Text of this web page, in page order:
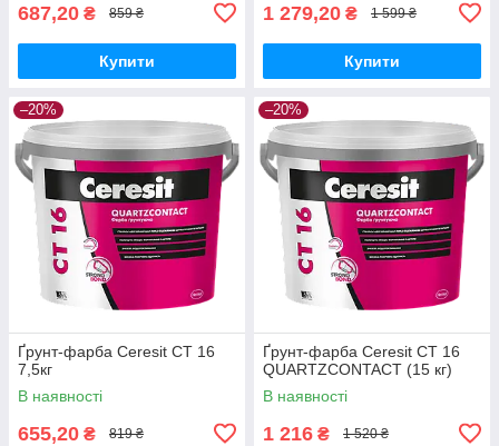
687,20 ₴ 859 ₴
Купити
1 279,20 ₴ 1 599 ₴
Купити
–20%
Ґрунт-фарба Ceresit CT 16
7,5кг
В наявності
655,20 ₴ 819 ₴
–20%
Ґрунт-фарба Ceresit CT 16
QUARTZCONTACT (15 кг)
В наявності
1 216 ₴ 1 520 ₴